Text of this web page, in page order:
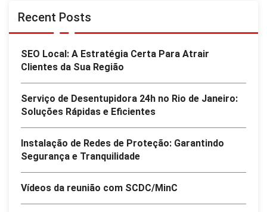
Recent Posts
SEO Local: A Estratégia Certa Para Atrair
Clientes da Sua Região
Serviço de Desentupidora 24h no Rio de Janeiro:
Soluções Rápidas e Eficientes
Instalação de Redes de Proteção: Garantindo
Segurança e Tranquilidade
Vídeos da reunião com SCDC/MinC